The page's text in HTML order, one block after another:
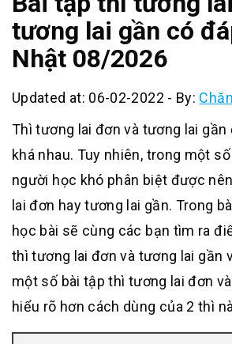
tương lai gần có
Nhật 08/2026
Updated at: 06-02-2022 - By:
Thì tương lai đơn và tương lai
khá nhau. Tuy nhiên, trong một
người học khó phân biệt được
lai đơn hay tương lai gần. Trong
học bài sẽ cùng các bạn tìm ra
thì tương lai đơn và tương lai gần
một số bài tập thì tương lai đơn
hiểu rõ hơn cách dùng của 2 thì